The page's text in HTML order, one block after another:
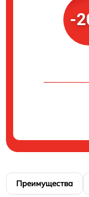
-
Преимущества